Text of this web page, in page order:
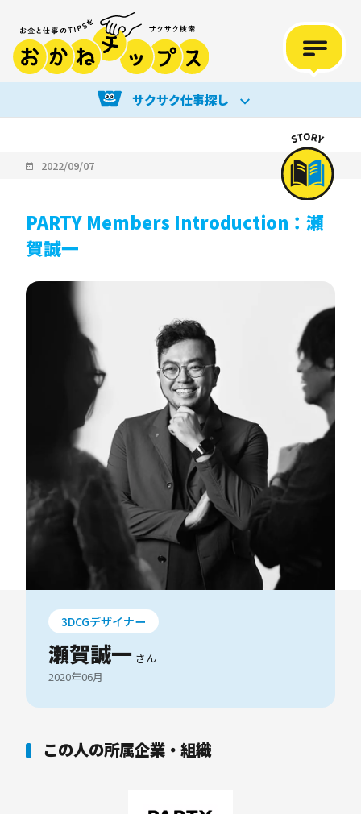
サクサク仕事探し
2022/09/07
PARTY Members Introduction：瀬
賀誠一
3DCGデザイナー
瀬賀誠一 さん
2020年06月
この人の所属企業・組織